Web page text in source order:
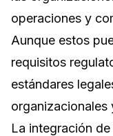
operaciones y
Aunque estos
requisitos
estándares
organizacionales
La integración